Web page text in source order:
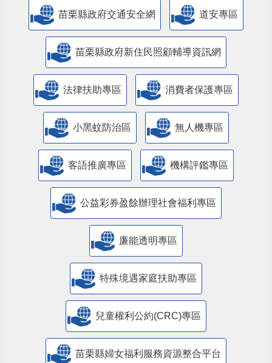
苗栗縣政府交通安全網 道安專區
苗栗縣政府新住民照顧輔導資訊網
法律扶助專區 消費者保護專區
小黑蚊防治區 無人機專區
客語推廣專區 機構評鑑專區
公益彩券盈餘辦理社會福利專區
廉能透明專區
特殊境遇家庭扶助專區
兒童權利公約(CRC)專區
苗栗縣婦女福利服務資源整合平台